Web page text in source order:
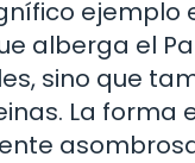
ejemplo
alberga el
sino que
La